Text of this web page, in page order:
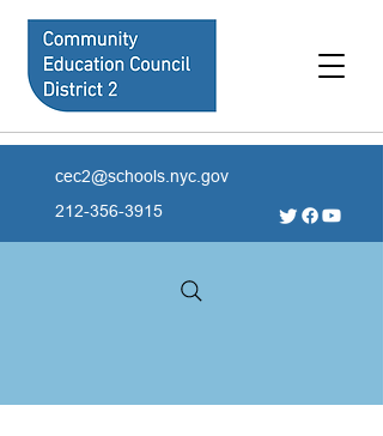
cec2@schools.nyc.gov
212-356-3915